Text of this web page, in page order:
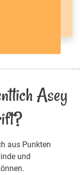
Asey
aus Punkten
und